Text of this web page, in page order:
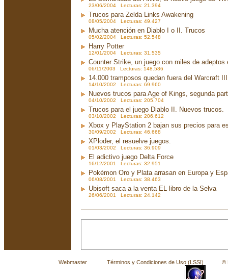
23/06/2004 Lecturas: 21.394
Trucos para Zelda Links Awakening
08/05/2004 Lecturas: 49.427
Mucha atención en Diablo I o II. Trucos
05/02/2004 Lecturas: 52.548
Harry Potter
12/01/2004 Lecturas: 31.535
Counter Strike, un juego con miles de adeptos
06/11/2003 Lecturas: 148.586
14.000 tramposos quedan fuera del Warcraft III
14/10/2002 Lecturas: 69.960
Nuevos trucos para Age of Kings, segunda
04/10/2002 Lecturas: 205.704
Trucos para el juego Diablo II. Nuevos trucos.
03/10/2002 Lecturas: 206.612
Xbox y PlayStation 2 bajan sus precios para
30/09/2002 Lecturas: 46.668
XPloder, el resuelve juegos.
01/03/2002 Lecturas: 36.909
El adictivo juego Delta Force
16/12/2001 Lecturas: 32.951
Pokémon Oro y Plata arrasan en Europa y
06/08/2001 Lecturas: 38.463
Ubisoft saca a la venta EL libro de la Selva
26/06/2001 Lecturas: 24.142
Webmaster Términos y Condiciones de Uso (LSSI) © La